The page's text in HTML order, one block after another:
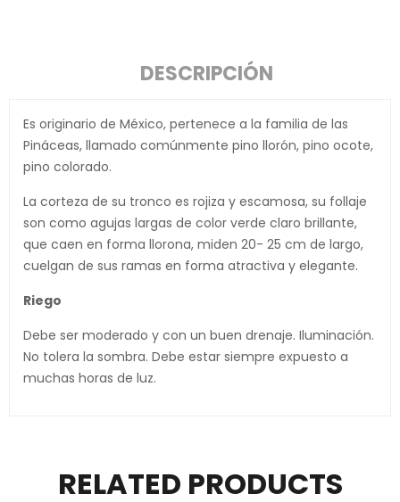
DESCRIPCIÓN
Es originario de México, pertenece a la familia de las
Pináceas, llamado comúnmente pino llorón, pino ocote,
pino colorado.
La corteza de su tronco es rojiza y escamosa, su follaje
son como agujas largas de color verde claro brillante,
que caen en forma llorona, miden 20- 25 cm de largo,
cuelgan de sus ramas en forma atractiva y elegante.
Riego
Debe ser moderado y con un buen drenaje. Iluminación.
No tolera la sombra. Debe estar siempre expuesto a
muchas horas de luz.
RELATED PRODUCTS